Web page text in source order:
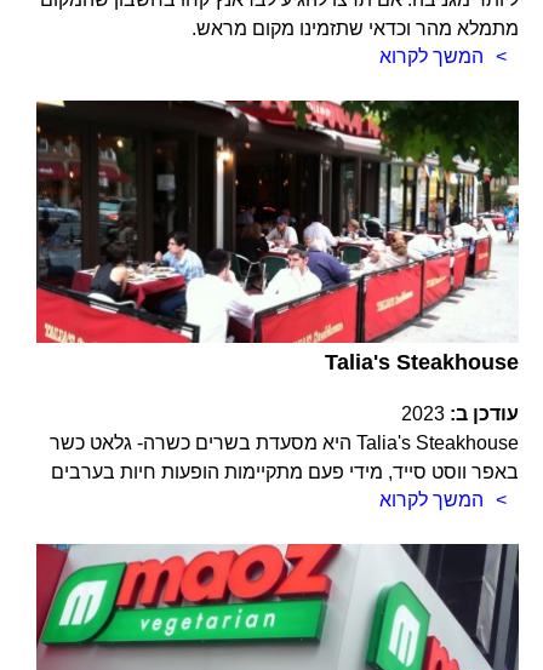
מתמלא מהר וכדאי שתזמינו מקום מראש.
המשך לקרוא
Talia's Steakhouse
עודכן ב: 2023
Talia's Steakhouse היא מסעדת בשרים כשרה- גלאט כשר
באפר ווסט סייד, מידי פעם מתקיימות הופעות חיות בערבים
המשך לקרוא